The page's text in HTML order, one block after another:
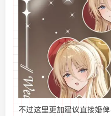
不过这里更加建议直接婚